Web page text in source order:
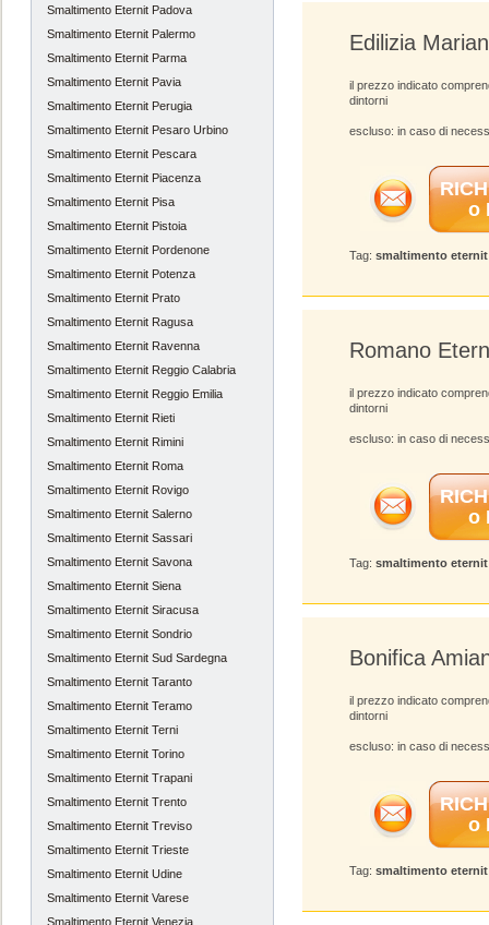
Smaltimento Eternit Padova
Smaltimento Eternit Palermo
Smaltimento Eternit Parma
Smaltimento Eternit Pavia
Smaltimento Eternit Perugia
Smaltimento Eternit Pesaro Urbino
Smaltimento Eternit Pescara
Smaltimento Eternit Piacenza
Smaltimento Eternit Pisa
Smaltimento Eternit Pistoia
Smaltimento Eternit Pordenone
Smaltimento Eternit Potenza
Smaltimento Eternit Prato
Smaltimento Eternit Ragusa
Smaltimento Eternit Ravenna
Smaltimento Eternit Reggio Calabria
Smaltimento Eternit Reggio Emilia
Smaltimento Eternit Rieti
Smaltimento Eternit Rimini
Smaltimento Eternit Roma
Smaltimento Eternit Rovigo
Smaltimento Eternit Salerno
Smaltimento Eternit Sassari
Smaltimento Eternit Savona
Smaltimento Eternit Siena
Smaltimento Eternit Siracusa
Smaltimento Eternit Sondrio
Smaltimento Eternit Sud Sardegna
Smaltimento Eternit Taranto
Smaltimento Eternit Teramo
Smaltimento Eternit Terni
Smaltimento Eternit Torino
Smaltimento Eternit Trapani
Smaltimento Eternit Trento
Smaltimento Eternit Treviso
Smaltimento Eternit Trieste
Smaltimento Eternit Udine
Smaltimento Eternit Varese
Smaltimento Eternit Venezia
Edilizia
il prezzo indicato
dintorni
escluso: in caso di
o
Tag: smaltimento
Romano
il prezzo indicato
dintorni
escluso: in caso di
o
Tag: smaltimento
Bonifica
il prezzo indicato
dintorni
escluso: in caso di
o
Tag: smaltimento